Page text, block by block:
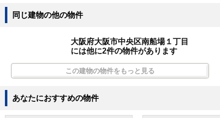
同じ建物の他の物件
大阪府大阪市中央区南船場１丁目
には他に2件の物件があります
この建物の物件をもっと見る
あなたにおすすめの物件